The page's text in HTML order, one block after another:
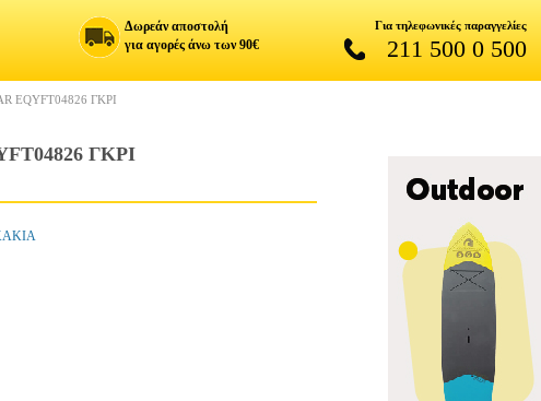
Δωρεάν αποστολή
για αγορές άνω των 90€
Για τηλεφωνικές παραγγελίες
211 500 0 500
EQYFT04826 ΓΚΡΙ
ΓΚΡΙ